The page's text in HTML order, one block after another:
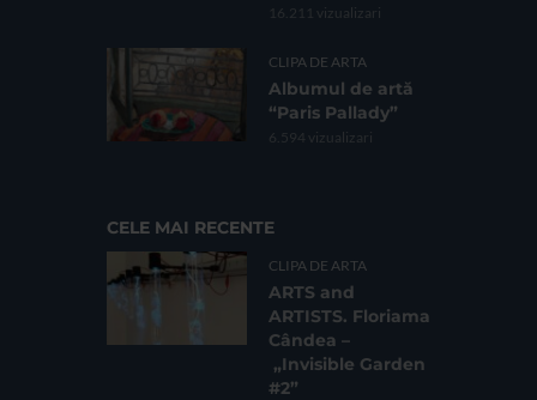
16.211 vizualizari
CLIPA DE ARTA
Albumul de artă
“Paris Pallady”
6.594 vizualizari
CELE MAI RECENTE
CLIPA DE ARTA
ARTS and
ARTISTS. Floriama
Cândea –
„Invisible Garden
#2”